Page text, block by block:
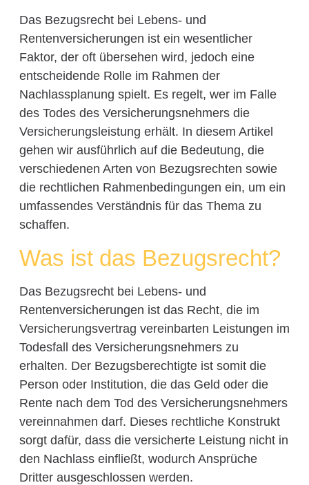
Das Bezugsrecht bei Lebens- und
Rentenversicherungen ist ein wesentlicher
Faktor, der oft übersehen wird, jedoch eine
entscheidende Rolle im Rahmen der
Nachlassplanung spielt. Es regelt, wer im Falle
des Todes des Versicherungsnehmers die
Versicherungsleistung erhält. In diesem Artikel
gehen wir ausführlich auf die Bedeutung, die
verschiedenen Arten von Bezugsrechten sowie
die rechtlichen Rahmenbedingungen ein, um ein
umfassendes Verständnis für das Thema zu
schaffen.
Was ist das Bezugsrecht?
Das Bezugsrecht bei Lebens- und
Rentenversicherungen ist das Recht, die im
Versicherungsvertrag vereinbarten Leistungen im
Todesfall des Versicherungsnehmers zu
erhalten. Der Bezugsberechtigte ist somit die
Person oder Institution, die das Geld oder die
Rente nach dem Tod des Versicherungsnehmers
vereinnahmen darf. Dieses rechtliche Konstrukt
sorgt dafür, dass die versicherte Leistung nicht in
den Nachlass einfließt, wodurch Ansprüche
Dritter ausgeschlossen werden.